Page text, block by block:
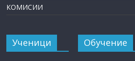
КОМИСИИ
Ученици Обучение